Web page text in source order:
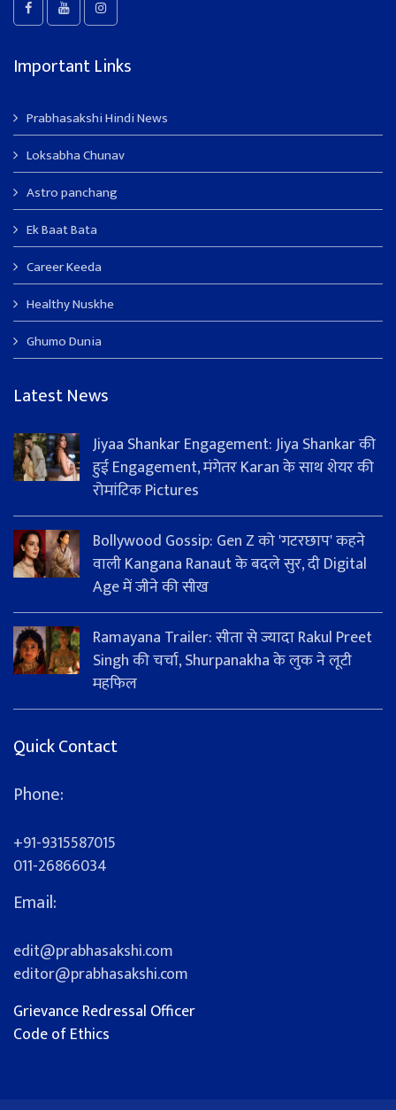
Important Links
Prabhasakshi Hindi News
Loksabha Chunav
Astro panchang
Ek Baat Bata
Career Keeda
Healthy Nuskhe
Ghumo Dunia
Latest News
Jiyaa Shankar Engagement: Jiya Shankar की
हुई Engagement, मंगेतर Karan के साथ शेयर की
रोमांटिक Pictures
Bollywood Gossip: Gen Z को 'गटरछाप' कहने
वाली Kangana Ranaut के बदले सुर, दी Digital
Age में जीने की सीख
Ramayana Trailer: सीता से ज्यादा Rakul Preet
Singh की चर्चा, Shurpanakha के लुक ने लूटी
महफिल
Quick Contact
Phone:
+91-9315587015
011-26866034
Email:
edit@prabhasakshi.com
editor@prabhasakshi.com
Grievance Redressal Officer
Code of Ethics